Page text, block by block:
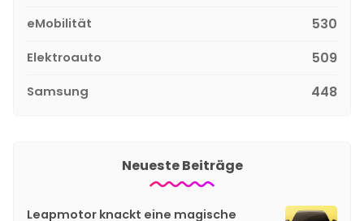
eMobilität 530
Elektroauto 509
Samsung 448
Neueste Beiträge
Leapmotor knackt eine magische